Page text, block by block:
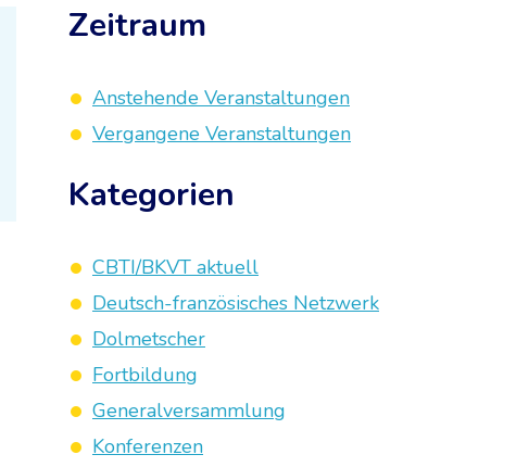
Zeitraum
Anstehende Veranstaltungen
Vergangene Veranstaltungen
Kategorien
CBTI/BKVT aktuell
Deutsch-französisches Netzwerk
Dolmetscher
Fortbildung
Generalversammlung
Konferenzen